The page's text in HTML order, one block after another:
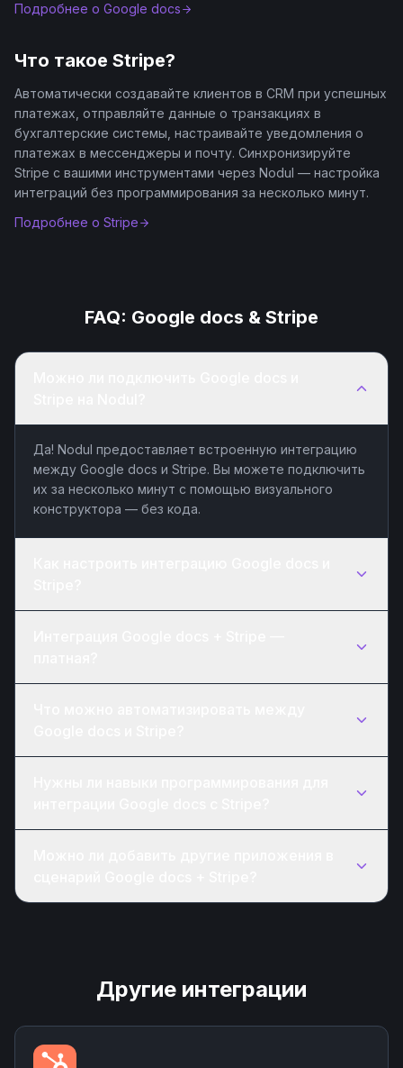
Подробнее о Google docs
Что такое Stripe?
Автоматически создавайте клиентов в CRM при успешных
платежах, отправляйте данные о транзакциях в
бухгалтерские системы, настраивайте уведомления о
платежах в мессенджеры и почту. Синхронизируйте
Stripe с вашими инструментами через Nodul — настройка
интеграций без программирования за несколько минут.
Подробнее о Stripe
FAQ: Google docs & Stripe
Да! Nodul предоставляет встроенную интеграцию
между Google docs и Stripe. Вы можете подключить
их за несколько минут с помощью визуального
конструктора — без кода.
Другие интеграции